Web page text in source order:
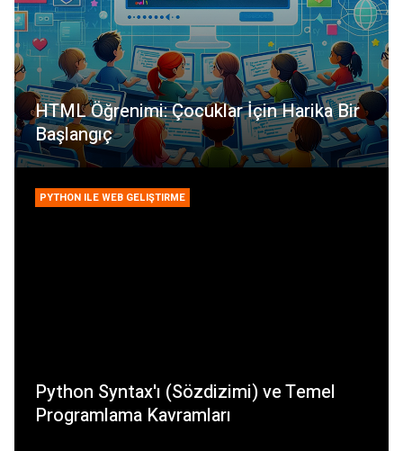
HTML Öğrenimi: Çocuklar İçin Harika Bir
Başlangıç
PYTHON ILE WEB GELIŞTIRME
Python Syntax'ı (Sözdizimi) ve Temel
Programlama Kavramları